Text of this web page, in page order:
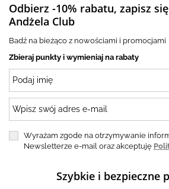
Odbierz -10% rabatu, zapisz
Andżela Club
Badź na bieżąco z nowościami i promocjami
Zbieraj punkty i wymieniaj na rabaty
Wyrażam zgode na otrzymywanie
Newsletterze e-mail oraz akceptuję
Szybkie i bezpieczne